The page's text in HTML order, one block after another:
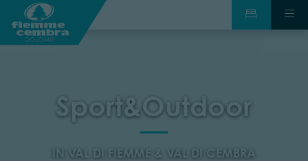
Sport&Outdoor
IN VAL DI FIEMME & VAL DI CEMBRA